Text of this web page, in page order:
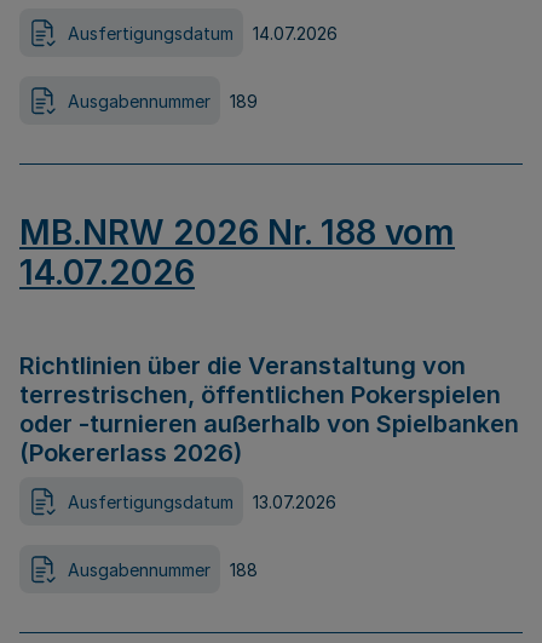
Ausfertigungsdatum 14.07.2026
Ausgabennummer 189
MB.NRW 2026 Nr. 188 vom
14.07.2026
Richtlinien über die Veranstaltung von
terrestrischen, öffentlichen Pokerspielen
oder -turnieren außerhalb von Spielbanken
(Pokererlass 2026)
Ausfertigungsdatum 13.07.2026
Ausgabennummer 188